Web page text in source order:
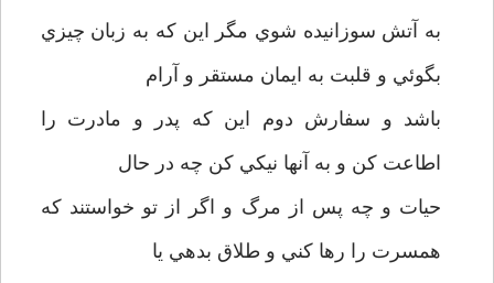
به آتش سوزانيده شوي مگر اين که به زبان چيزي
بگوئي و قلبت به ايمان مستقر و آرام
باشد و سفارش دوم اين که پدر و مادرت را
اطاعت کن و به آنها نيکي کن چه در حال
حيات و چه پس از مرگ و اگر از تو خواستند که
همسرت را رها کني و طلاق بدهي يا